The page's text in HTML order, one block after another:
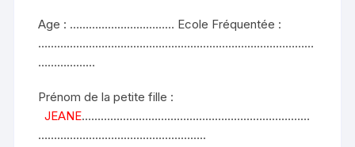
Age : …………………………… Ecole Fréquentée :
……………………………………………………………………………
………………
Prénom de la petite fille :
JEANE………………………………………………………………
……………………………………………..